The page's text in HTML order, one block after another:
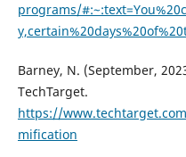
programs/
Barney, N. (September,
TechTarget.
https://
mification